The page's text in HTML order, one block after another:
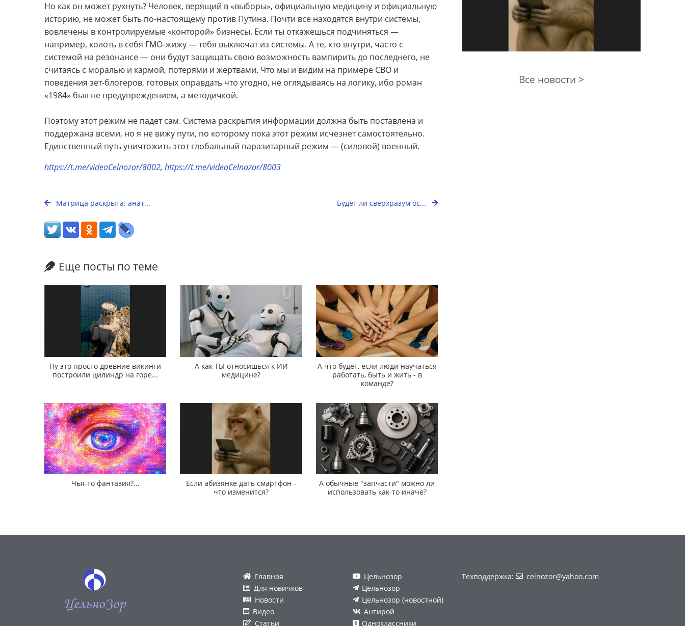
Но как он может рухнуть? Человек, верящий в «выборы», официальную медицину и официальную
историю, не может быть по-настоящему против Путина. Почти все находятся внутри системы,
вовлечены в контролируемые «конторой» бизнесы. Если ты откажешься подчиняться —
например, колоть в себя ГМО-жижу — тебя выключат из системы. А те, кто внутри, часто с
системой на резонансе — они будут защищать свою возможность вампирить до последнего, не
считаясь с моралью и кармой, потерями и жертвами. Что мы и видим на примере СВО и
поведения зет-блогеров, готовых оправдать что угодно, не оглядываясь на логику, ибо роман
«1984» был не предупреждением, а методичкой.
Поэтому этот режим не падет сам. Система раскрытия информации должна быть поставлена и
поддержана всеми, но я не вижу пути, по которому пока этот режим исчезнет самостоятельно.
Единственный путь уничтожить этот глобальный паразитарный режим — (силовой) военный.
https://t.me/videoCelnozor/8002, https://t.me/videoCelnozor/8003
Матрица раскрыта: анат... Будет ли сверхразум ос...
Еще посты по теме
Ну это просто древние викинги
построили цилиндр на горе...
А как ТЫ относишься к ИИ
медицине?
А что будет, если люди научаться
работать, быть и жить - в
команде?
Чья-то фантазия?...
Если абизянке дать смартфон -
что изменится?
А обычные "запчасти" можно ли
использовать как-то иначе?
Все новости >
ЦельноЗор
Главная
Для новичков
Новости
Видео
Статьи
Цельнозор
Цельнозор
Цельнозор (новостной)
Антирой
Одноклассники
Техподдержка: celnozor@yahoo.com